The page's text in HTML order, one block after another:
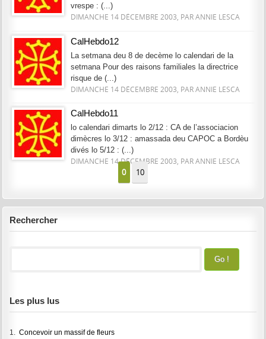
vrespe : (...)
DIMANCHE 14 DÉCEMBRE 2003, PAR ANNIE LESCA
CalHebdo12
La setmana deu 8 de decème lo calendari de la
setmana Pour des raisons familiales la directrice
risque de (...)
DIMANCHE 14 DÉCEMBRE 2003, PAR ANNIE LESCA
CalHebdo11
lo calendari dimarts lo 2/12 : CA de l’associacion
dimècres lo 3/12 : amassada deu CAPOC a Bordèu
divés lo 5/12 : (...)
DIMANCHE 14 DÉCEMBRE 2003, PAR ANNIE LESCA
0 10
Rechercher
Les plus lus
1.Concevoir un massif de fleurs